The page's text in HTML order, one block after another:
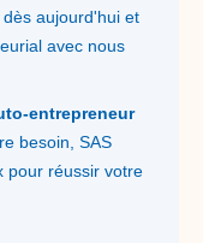
aujourd'hui et
avec nous
entrepreneur
besoin, SAS
pour réussir votre